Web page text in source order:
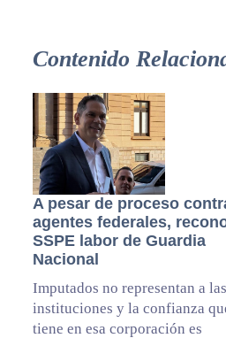
Contenido
A pesar de proceso
agentes federales,
SSPE labor de Guardia
Nacional
Imputados no representan a las
instituciones y la confianza
tiene en esa corporación es